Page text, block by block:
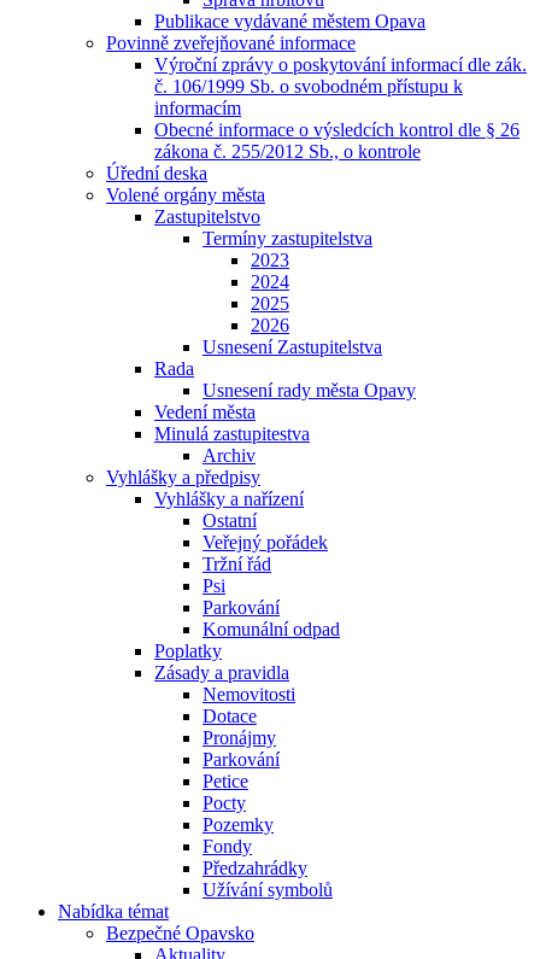
Publikace vydávané městem Opava
Povinně zveřejňované informace
Výroční zprávy o poskytování informací dle zák.
č. 106/1999 Sb. o svobodném přístupu k
informacím
Obecné informace o výsledcích kontrol dle § 26
zákona č. 255/2012 Sb., o kontrole
Úřední deska
Volené orgány města
Zastupitelstvo
Termíny zastupitelstva
2023
2024
2025
2026
Usnesení Zastupitelstva
Rada
Usnesení rady města Opavy
Vedení města
Minulá zastupitestva
Archiv
Vyhlášky a předpisy
Vyhlášky a nařízení
Ostatní
Veřejný pořádek
Tržní řád
Psi
Parkování
Komunální odpad
Poplatky
Zásady a pravidla
Nemovitosti
Dotace
Pronájmy
Parkování
Petice
Pocty
Pozemky
Fondy
Předzahrádky
Užívání symbolů
Nabídka témat
Bezpečné Opavsko